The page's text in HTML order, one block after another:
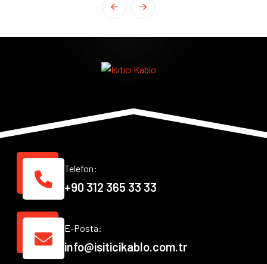
Telefon:
+90 312 365 33 33
E-Posta:
info@isiticikablo.com.tr